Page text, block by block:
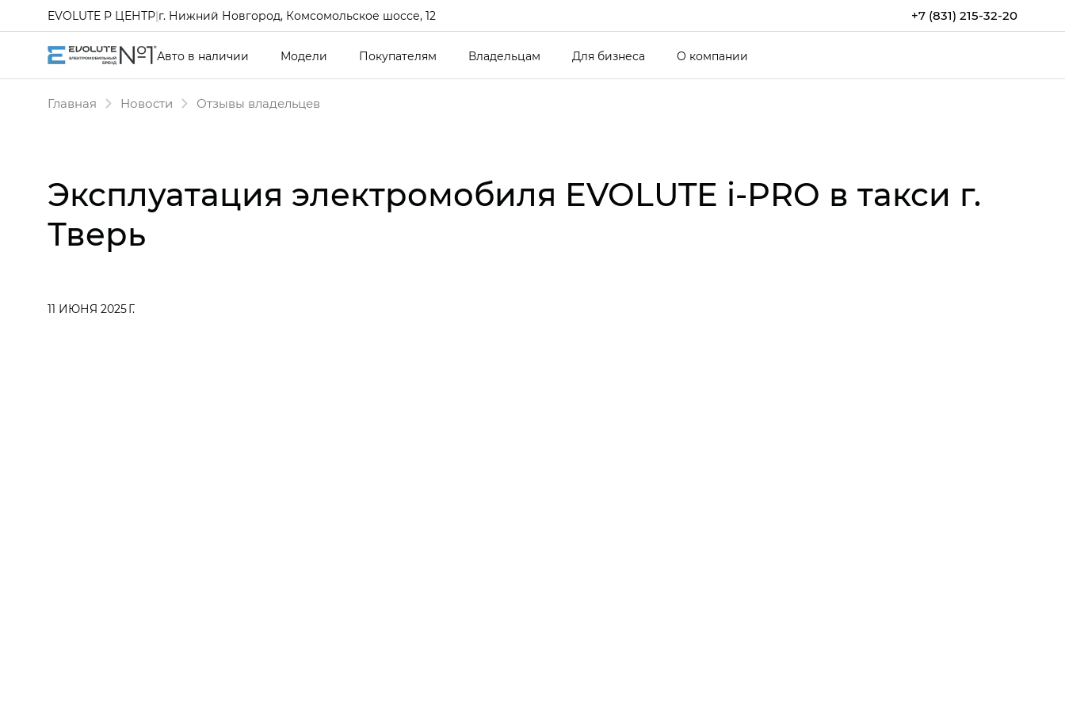
+7 (831) 215-32-20
EVOLUTE Р ЦЕНТР|г. Нижний Новгород, Комсомольское шоссе, 12
Авто в наличии Модели Покупателям Владельцам Для бизнеса О компании
Главная Новости Отзывы владельцев
Эксплуатация электромобиля EVOLUTE i‑PRO в такси г.
Тверь
11 ИЮНЯ 2025 Г.